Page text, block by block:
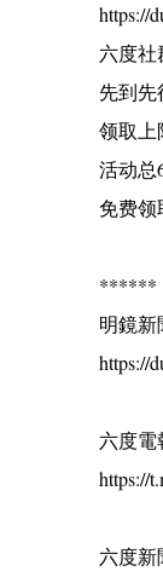
https://
六度社
先到先
领取上
活动总
免费领
******
明鏡新
https://
六度電
https://
六度新